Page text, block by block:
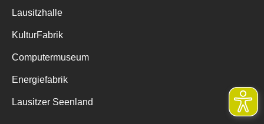
Lausitzhalle
KulturFabrik
Computermuseum
Energiefabrik
Lausitzer Seenland